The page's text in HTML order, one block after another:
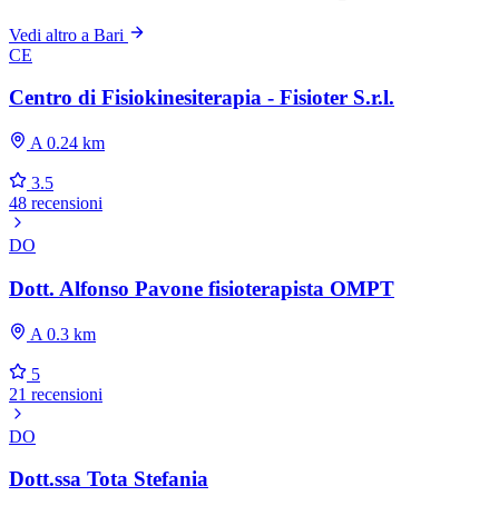
Vedi altro a Bari
CE
Centro di Fisiokinesiterapia - Fisioter S.r.l.
A 0.24 km
3.5
48 recensioni
DO
Dott. Alfonso Pavone fisioterapista OMPT
A 0.3 km
5
21 recensioni
DO
Dott.ssa Tota Stefania